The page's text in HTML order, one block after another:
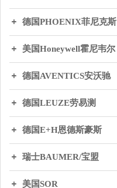
德国PHOENIX菲尼克斯
美国Honeywell霍尼韦尔
德国AVENTICS安沃驰
德国LEUZE劳易测
德国E+H恩德斯豪斯
瑞士BAUMER/宝盟
美国SOR